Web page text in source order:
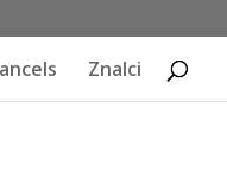
Znalci